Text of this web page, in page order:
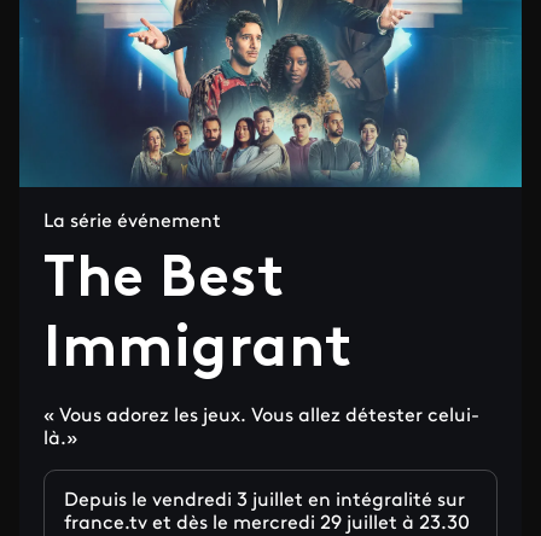
La série événement
The Best
Immigrant
« Vous adorez les jeux. Vous allez détester celui-
là.»
Depuis le vendredi 3 juillet en intégralité sur
france.tv et dès le mercredi 29 juillet à 23.30